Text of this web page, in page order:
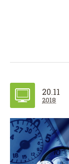
20.11
2018